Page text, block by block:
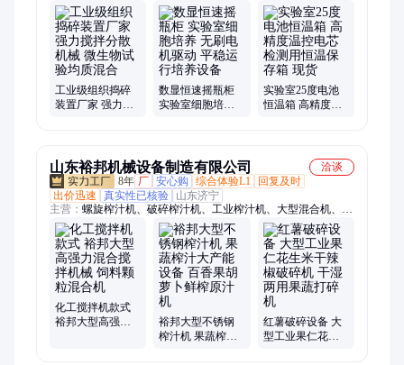
池试验箱
工业级组织捣碎
装置厂家 强力搅
数显恒速摇瓶柜
实验室细胞培养
实验室25度电池
恒温箱 高精度温
山东裕邦机械设备制造有限公司
洽谈
8年 厂 安心购 综合体验L1
回复及时
出价迅速
真实性已核验
山东济宁
主营： 螺旋榨汁机、破碎榨汁机、工业榨汁机、大型混合机、大
型榨汁机、果蔬压榨机、水果去核机、工业打浆机、果蔬破碎
机、果蔬清洗机、震动过滤机、去核打浆机、液压压榨机、水果
打浆机、大型水果榨汁机、大型蔬菜榨汁机、大型果汁机、螺旋
压榨机、大型螺旋压榨机、大型果汁榨汁机、螺旋挤压压榨机、
大型果汁压榨机、工业果蔬压榨机、大型水果打浆机、工业渣浆
分离机
化工搅拌机款式
裕邦大型高强力
裕邦大型不锈钢
榨汁机 果蔬榨汁
红薯破碎设备 大
型工业果仁花生